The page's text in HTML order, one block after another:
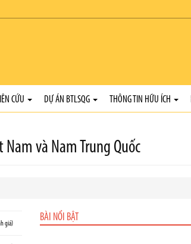
CỨU DỰ ÁN BTLSQG THÔNG TIN HỮU ÍCH
và Nam Trung Quốc
giá)
BÀI NỔI BẬT